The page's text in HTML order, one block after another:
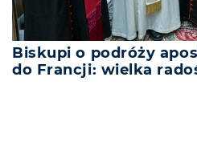
Biskupi o podróży
do Francji: wielka